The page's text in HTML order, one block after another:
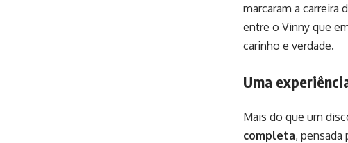
marcaram a
entre o Vinny que
carinho e verdade.
Uma
Mais do que um
completa, pensada